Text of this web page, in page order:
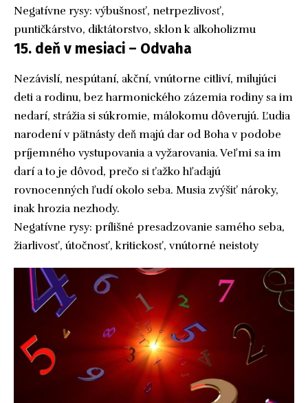
Negatívne rysy: výbušnosť, netrpezlivosť,
puntičkárstvo, diktátorstvo, sklon k alkoholizmu
15. deň v mesiaci – Odvaha
Nezávislí, nespútaní, akční, vnútorne citliví, milujúci
deti a rodinu, bez harmonického zázemia rodiny sa im
nedarí, strážia si súkromie, málokomu dôverujú. Ľudia
narodení v pätnásty deň majú dar od Boha v podobe
príjemného vystupovania a vyžarovania. Veľmi sa im
darí a to je dôvod, prečo si ťažko hľadajú
rovnocenných ľudí okolo seba. Musia zvýšiť nároky,
inak hrozia nezhody.
Negatívne rysy: prílišné presadzovanie samého seba,
žiarlivosť, útočnosť, kritickosť, vnútorné neistoty